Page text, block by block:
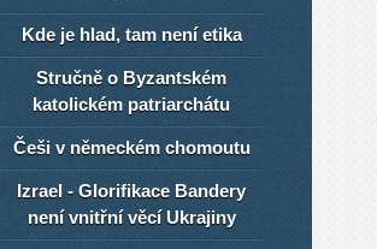
Kde je hlad, tam není etika
Stručně o Byzantském
katolickém patriarchátu
Češi v německém chomoutu
Izrael - Glorifikace Bandery
není vnitřní věcí Ukrajiny